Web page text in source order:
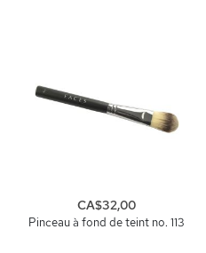
Pinceau à fond de teint no. 113
CA$32,00